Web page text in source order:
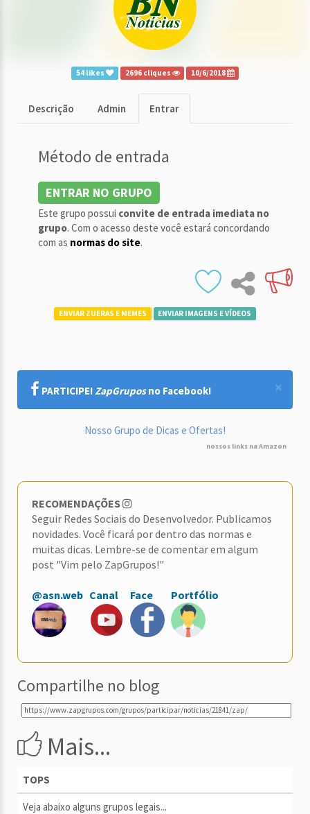
54 likes 2696 cliques 10/6/2018
Descrição Admin Entrar
Método de entrada
ENTRAR NO GRUPO
Este grupo possui convite de entrada imediata no
grupo. Com o acesso deste você estará concordando
com as normas do site.
ENVIAR ZUERAS E MEMES ENVIAR IMAGENS E VÍDEOS
×
PARTICIPE!ZapGruposno Facebook!
Nosso Grupo de Dicas e Ofertas!
nossos links na Amazon
RECOMENDAÇÕES
Seguir Redes Sociais do Desenvolvedor. Publicamos
novidades. Você ficará por dentro das normas e
muitas dicas. Lembre-se de comentar em algum
post "Vim pelo ZapGrupos!"
@asn.web Canal Face Portfólio
Compartilhe no blog
Mais...
TOPS
Veja abaixo alguns grupos legais...